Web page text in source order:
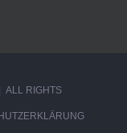
RIGHTS